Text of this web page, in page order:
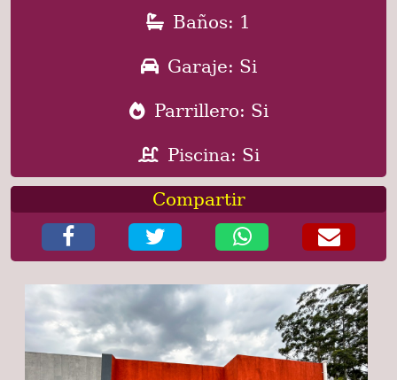
Baños: 1
Garaje: Si
Parrillero: Si
Piscina: Si
Compartir